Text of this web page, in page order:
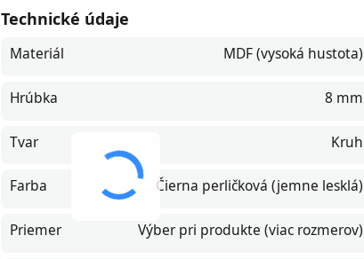
Technické údaje
Materiál MDF (vysoká hustota)
Hrúbka 8 mm
Tvar Kruh
Farba Čierna perličková (jemne lesklá)
Priemer Výber pri produkte (viac rozmerov)